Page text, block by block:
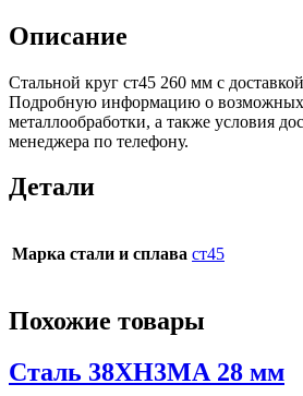
Описание
Стальной круг ст45 260 мм c
Подробную информацию о
металлообработки, а также условия
менеджера по телефону.
Детали
Марка стали и сплава ст45
Похожие товары
Сталь 38ХН3МА 28 мм